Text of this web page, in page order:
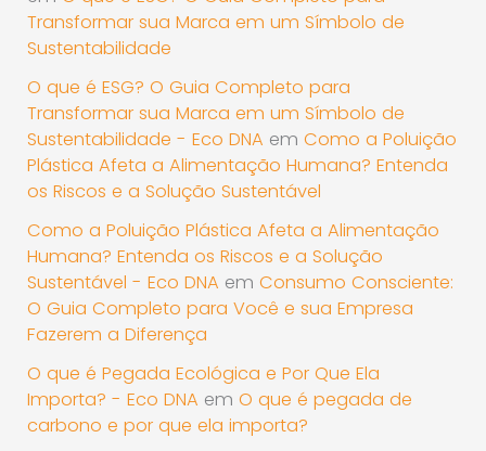
Transformar sua Marca em um Símbolo de
Sustentabilidade
O que é ESG? O Guia Completo para
Transformar sua Marca em um Símbolo de
Sustentabilidade - Eco DNA emComo a Poluição
Plástica Afeta a Alimentação Humana? Entenda
os Riscos e a Solução Sustentável
Como a Poluição Plástica Afeta a Alimentação
Humana? Entenda os Riscos e a Solução
Sustentável - Eco DNA emConsumo Consciente:
O Guia Completo para Você e sua Empresa
Fazerem a Diferença
O que é Pegada Ecológica e Por Que Ela
Importa? - Eco DNA emO que é pegada de
carbono e por que ela importa?